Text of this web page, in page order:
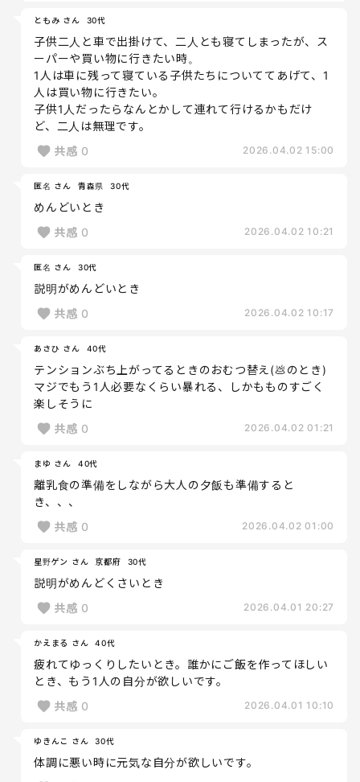
ともみ さん 30代
子供二人と車で出掛けて、二人とも寝てしまったが、ス
ーパーや買い物に行きたい時。
1人は車に残って寝ている子供たちについててあげて、1
人は買い物に行きたい。
子供1人だったらなんとかして連れて行けるかもだけ
ど、二人は無理です。
共感 0 2026.04.02 15:00
匿名 さん 青森県 30代
めんどいとき
共感 0 2026.04.02 10:21
匿名 さん 30代
説明がめんどいとき
共感 0 2026.04.02 10:17
あさひ さん 40代
テンションぶち上がってるときのおむつ替え(💩のとき)
マジでもう1人必要なくらい暴れる、しかもものすごく
楽しそうに
共感 0 2026.04.02 01:21
まゆ さん 40代
離乳食の準備をしながら大人の夕飯も準備すると
き、、、
共感 0 2026.04.02 01:00
星野ゲン さん 京都府 30代
説明がめんどくさいとき
共感 0 2026.04.01 20:27
かえまる さん 40代
疲れてゆっくりしたいとき。誰かにご飯を作ってほしい
とき、もう1人の自分が欲しいです。
共感 0 2026.04.01 10:10
ゆきんこ さん 30代
体調に悪い時に元気な自分が欲しいです。